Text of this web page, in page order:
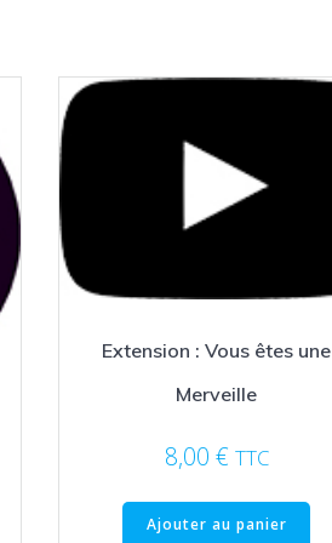
Extension : Vous êtes une
Merveille
8,00 € TTC
Ajouter au panier